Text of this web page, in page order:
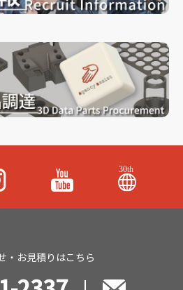
・お見積りはこちら